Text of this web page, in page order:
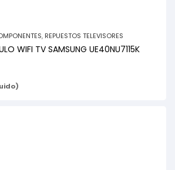
, REPUESTOS TELEVISORES
WIFI TV SAMSUNG UE40NU7115K